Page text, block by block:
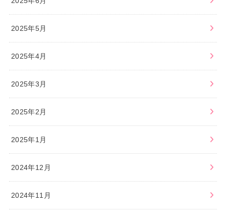
2025年5月
2025年4月
2025年3月
2025年2月
2025年1月
2024年12月
2024年11月